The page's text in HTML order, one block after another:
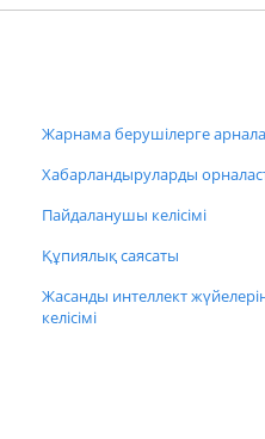
Жарнама берушілерге
Хабарландыруларды
Пайдаланушы келісімі
Құпиялық саясаты
Жасанды интеллект
келісімі